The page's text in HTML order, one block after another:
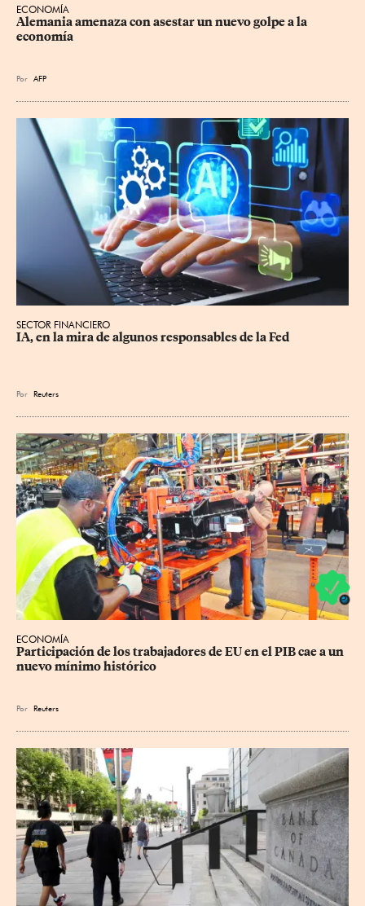
ECONOMÍA
Alemania amenaza con asestar un nuevo golpe a la
economía
Por AFP
SECTOR FINANCIERO
IA, en la mira de algunos responsables de la Fed
Por Reuters
ECONOMÍA
Participación de los trabajadores de EU en el PIB cae a un
nuevo mínimo histórico
Por Reuters